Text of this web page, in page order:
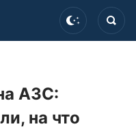
АЗС:
на что